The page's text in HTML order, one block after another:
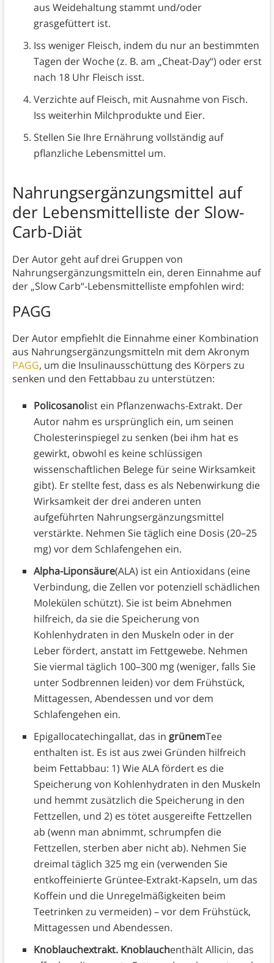
aus Weidehaltung stammt und/oder
grasgefüttert ist.
Iss weniger Fleisch, indem du nur an bestimmten
Tagen der Woche (z. B. am „Cheat-Day“) oder erst
nach 18 Uhr Fleisch isst.
Verzichte auf Fleisch, mit Ausnahme von Fisch.
Iss weiterhin Milchprodukte und Eier.
Stellen Sie Ihre Ernährung vollständig auf
pflanzliche Lebensmittel um.
Nahrungsergänzungsmittel auf
der Lebensmittelliste der Slow-
Carb-Diät
Der Autor geht auf drei Gruppen von
Nahrungsergänzungsmitteln ein, deren Einnahme auf
der „Slow Carb“-Lebensmittelliste empfohlen wird:
PAGG
Der Autor empfiehlt die Einnahme einer Kombination
aus Nahrungsergänzungsmitteln mit dem Akronym
PAGG, um die Insulinausschüttung des Körpers zu
senken und den Fettabbau zu unterstützen:
Policosanolist ein Pflanzenwachs-Extrakt. Der
Autor nahm es ursprünglich ein, um seinen
Cholesterinspiegel zu senken (bei ihm hat es
gewirkt, obwohl es keine schlüssigen
wissenschaftlichen Belege für seine Wirksamkeit
gibt). Er stellte fest, dass es als Nebenwirkung die
Wirksamkeit der drei anderen unten
aufgeführten Nahrungsergänzungsmittel
verstärkte. Nehmen Sie täglich eine Dosis (20–25
mg) vor dem Schlafengehen ein.
Alpha-Liponsäure(ALA) ist ein Antioxidans (eine
Verbindung, die Zellen vor potenziell schädlichen
Molekülen schützt). Sie ist beim Abnehmen
hilfreich, da sie die Speicherung von
Kohlenhydraten in den Muskeln oder in der
Leber fördert, anstatt im Fettgewebe. Nehmen
Sie viermal täglich 100–300 mg (weniger, falls Sie
unter Sodbrennen leiden) vor dem Frühstück,
Mittagessen, Abendessen und vor dem
Schlafengehen ein.
Epigallocatechingallat, das in grünemTee
enthalten ist. Es ist aus zwei Gründen hilfreich
beim Fettabbau: 1) Wie ALA fördert es die
Speicherung von Kohlenhydraten in den Muskeln
und hemmt zusätzlich die Speicherung in den
Fettzellen, und 2) es tötet ausgereifte Fettzellen
ab (wenn man abnimmt, schrumpfen die
Fettzellen, sterben aber nicht ab). Nehmen Sie
dreimal täglich 325 mg ein (verwenden Sie
entkoffeinierte Grüntee-Extrakt-Kapseln, um das
Koffein und die Unregelmäßigkeiten beim
Teetrinken zu vermeiden) – vor dem Frühstück,
Mittagessen und Abendessen.
Knoblauchextrakt. Knoblauchenthält Allicin, das